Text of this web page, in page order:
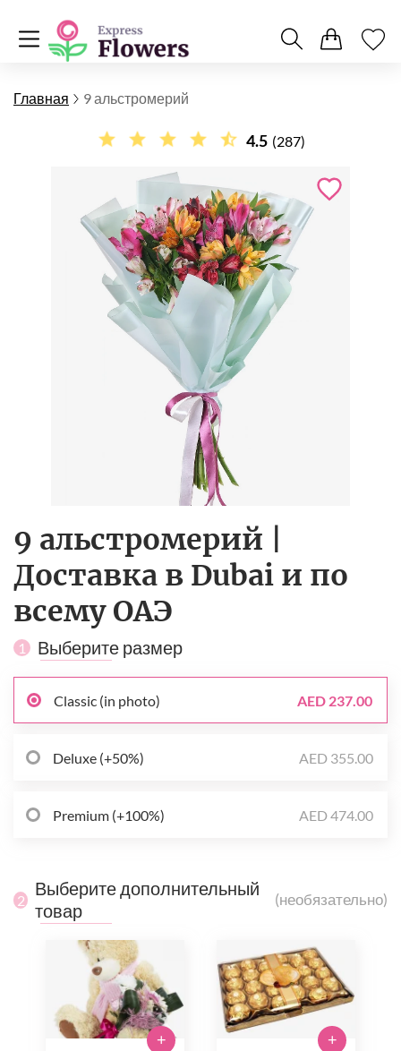
Главная 9 альстромерий
4.5 (287)
9 альстромерий |
Доставка в Dubai и по
всему ОАЭ
1 Выберите размер
Classic (in photo) AED 237.00
Deluxe (+50%) AED 355.00
Premium (+100%) AED 474.00
2
Выберите дополнительный
товар
(необязательно)
+ +